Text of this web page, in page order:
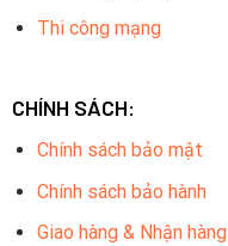
Thi công mạng
CHÍNH SÁCH:
Chính sách bảo mật
Chính sách bảo hành
Giao hàng & Nhận hàng